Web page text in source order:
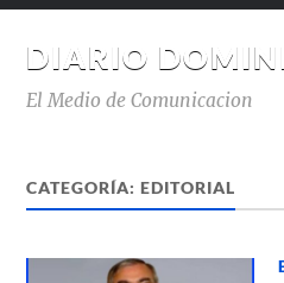
DIARIO
El Medio de Comunicacion
CATEGORÍA:EDITORIAL